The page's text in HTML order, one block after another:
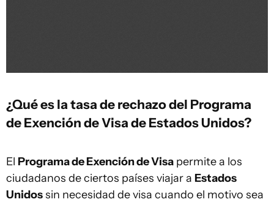
¿Qué es la tasa de rechazo del Programa
de Exención de Visa de Estados Unidos?
El Programa de Exención de Visa permite a los
ciudadanos de ciertos países viajar a Estados
Unidossin necesidad de visa cuando el motivo sea